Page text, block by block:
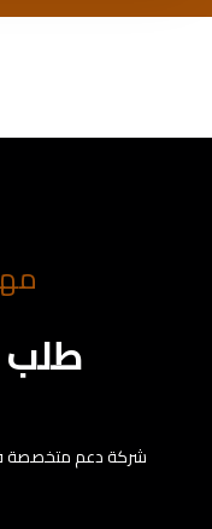
شركة دعم متخصصة